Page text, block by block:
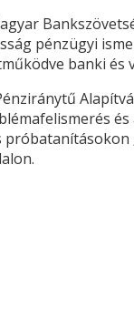
pénzügyi
banki és